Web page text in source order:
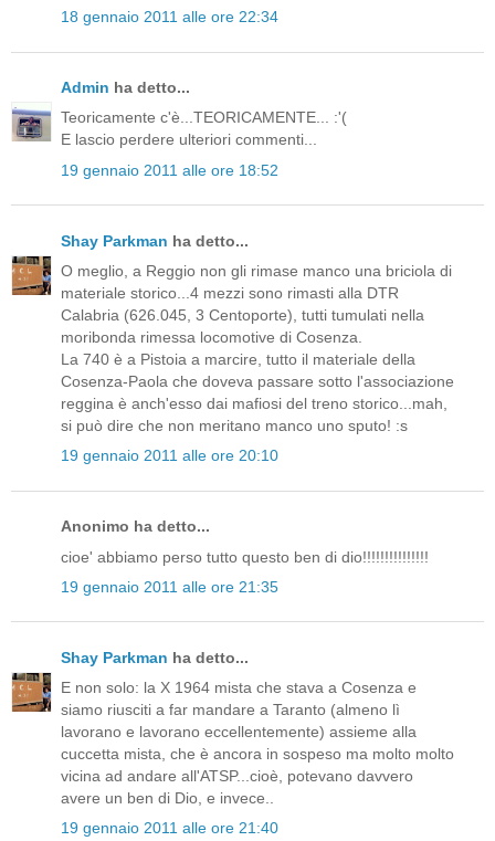
18 gennaio 2011 alle ore 22:34
Admin ha detto...
Teoricamente c'è...TEORICAMENTE... :'(
E lascio perdere ulteriori commenti...
19 gennaio 2011 alle ore 18:52
Shay Parkman ha detto...
O meglio, a Reggio non gli rimase manco una briciola di
materiale storico...4 mezzi sono rimasti alla DTR
Calabria (626.045, 3 Centoporte), tutti tumulati nella
moribonda rimessa locomotive di Cosenza.
La 740 è a Pistoia a marcire, tutto il materiale della
Cosenza-Paola che doveva passare sotto l'associazione
reggina è anch'esso dai mafiosi del treno storico...mah,
si può dire che non meritano manco uno sputo! :s
19 gennaio 2011 alle ore 20:10
Anonimo ha detto...
cioe' abbiamo perso tutto questo ben di dio!!!!!!!!!!!!!!!
19 gennaio 2011 alle ore 21:35
Shay Parkman ha detto...
E non solo: la X 1964 mista che stava a Cosenza e
siamo riusciti a far mandare a Taranto (almeno lì
lavorano e lavorano eccellentemente) assieme alla
cuccetta mista, che è ancora in sospeso ma molto molto
vicina ad andare all'ATSP...cioè, potevano davvero
avere un ben di Dio, e invece..
19 gennaio 2011 alle ore 21:40